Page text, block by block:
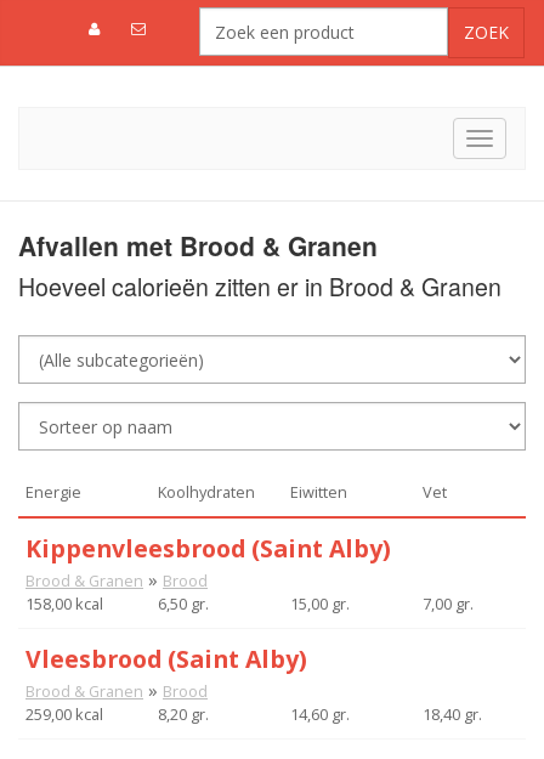
Toggle
Afvallen met Brood & Granen
Hoeveel calorieën zitten er in Brood & Granen
Energie Koolhydraten Eiwitten Vet
Kippenvleesbrood (Saint Alby)
Brood & Granen » Brood
158,00 kcal
6,50 gr. 15,00 gr. 7,00 gr.
Vleesbrood (Saint Alby)
Brood & Granen » Brood
259,00 kcal
8,20 gr. 14,60 gr. 18,40 gr.